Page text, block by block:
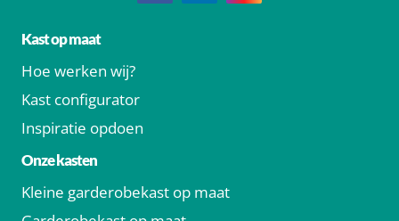
Kast op maat
Hoe werken wij?
Kast configurator
Inspiratie opdoen
Onze kasten
Kleine garderobekast op maat